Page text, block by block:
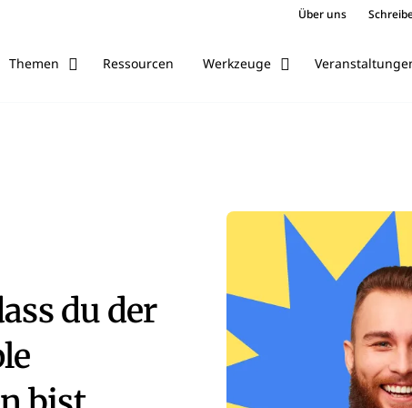
Über uns
Themen Ressourcen Werkzeuge
du der